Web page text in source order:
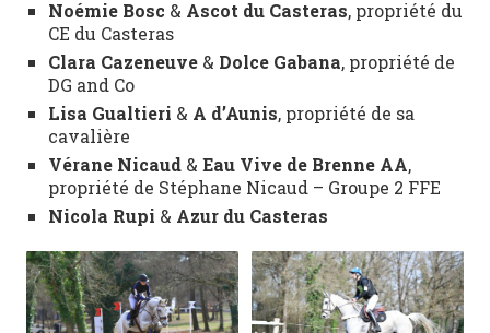
Noémie Bosc & Ascot du Casteras, propriété du
CE du Casteras
Clara Cazeneuve& Dolce Gabana, propriété de
DG and Co
Lisa Gualtieri & A d’Aunis, propriété de sa
cavalière
Vérane Nicaud& Eau Vive de Brenne AA,
propriété de Stéphane Nicaud – Groupe 2 FFE
Nicola Rupi & Azur du Casteras